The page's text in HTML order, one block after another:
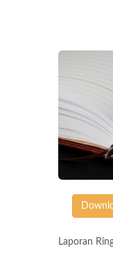
Laporan